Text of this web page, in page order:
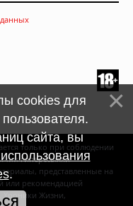
только при соблюдении
гиперссылки
представленные на
или рекомендацией
Хроники Жизни,
cookies для
сайта, вы
.